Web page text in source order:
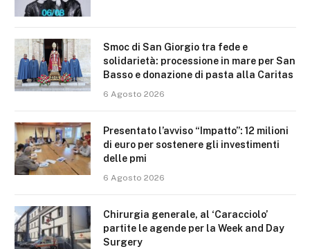
Smoc di San Giorgio tra fede e
solidarietà: processione in mare per San
Basso e donazione di pasta alla Caritas
6 Agosto 2026
Presentato l’avviso “Impatto”: 12 milioni
di euro per sostenere gli investimenti
delle pmi
6 Agosto 2026
Chirurgia generale, al ‘Caracciolo’
partite le agende per la Week and Day
Surgery